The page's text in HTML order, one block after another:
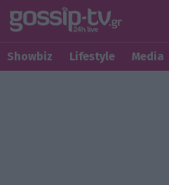
Showbiz Lifestyle Media